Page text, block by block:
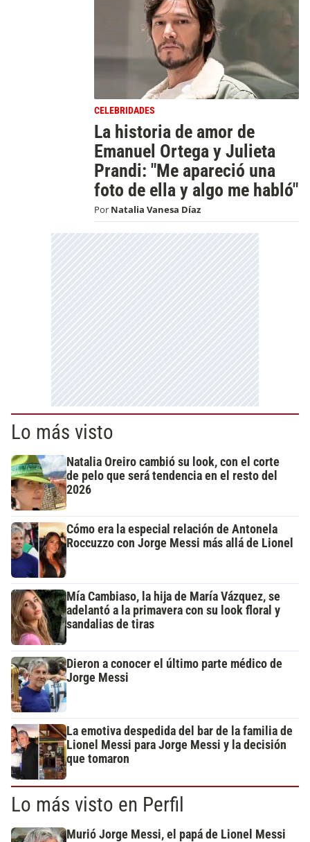
CELEBRIDADES
La historia de amor de
Emanuel Ortega y Julieta
Prandi: "Me apareció una
foto de ella y algo me habló"
Por Natalia Vanesa Díaz
Lo más visto
Natalia Oreiro cambió su look, con el corte
de pelo que será tendencia en el resto del
2026
Cómo era la especial relación de Antonela
Roccuzzo con Jorge Messi más allá de Lionel
Mía Cambiaso, la hija de María Vázquez, se
adelantó a la primavera con su look floral y
sandalias de tiras
Dieron a conocer el último parte médico de
Jorge Messi
La emotiva despedida del bar de la familia de
Lionel Messi para Jorge Messi y la decisión
que tomaron
Lo más visto en Perfil
Murió Jorge Messi, el papá de Lionel Messi